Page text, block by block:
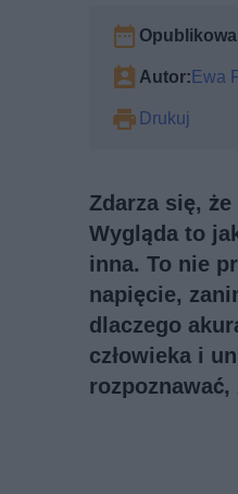
Autor:Ewa
Drukuj
Zdarza się,
Wygląda to
inna. To nie
napięcie,
dlaczego
człowieka i